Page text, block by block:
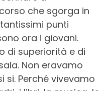
che sgorga in
punti
ora i giovani.
di superiorità e di
Non eravamo
si. Perché vivevamo